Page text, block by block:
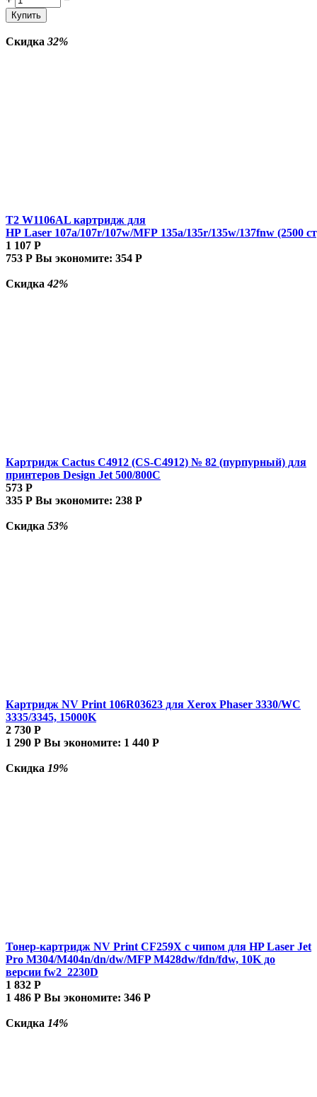
Купить
Скидка 32%
T2 W1106AL картридж для
HP Laser 107a/107r/107w/MFP 135a/135r/135w/137fnw (2500
1 107 Р
753 Р Вы экономите: 354 Р
Скидка42%
Картридж Cactus C4912 (CS-C4912) № 82 (пурпурный) для
принтеров Design Jet 500/800C
573 Р
335 Р Вы экономите: 238 Р
Скидка 53%
Картридж NV Print 106R03623 для Xerox Phaser 3330/WC
3335/3345, 15000K
2 730 Р
1 290 Р Вы экономите: 1 440 Р
Скидка 19%
Тонер-картридж NV Print CF259X с чипом для HP Laser Jet
Pro M304/M404n/dn/dw/MFP M428dw/fdn/fdw, 10K до
версии fw2_2230D
1 832 Р
1 486 Р Вы экономите: 346 Р
Скидка 14%